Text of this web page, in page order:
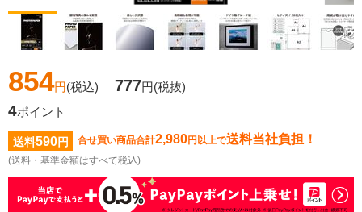
854円(税込) 777円(税抜)
4ポイント
送料590円 合せ買い商品合計2,980円以上で送料当社負担！
(送料・基準金額はすべて税込)